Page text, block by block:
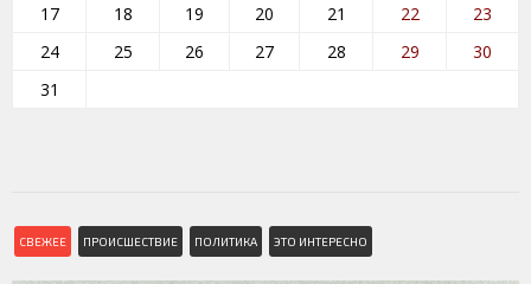
17
18 19 20 21 22
23
24
25 26 27 28 29
30
31
СВЕЖЕЕ ПРОИСШЕСТВИЕ ПОЛИТИКА ЭТО ИНТЕРЕСНО